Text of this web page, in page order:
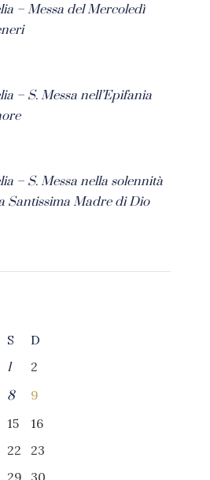
– Messa del Mercoledì
– S. Messa nell’Epifania
– S. Messa nella solennità
Santissima Madre di Dio
S
D
1
2
8
9
15
16
22
23
29 30